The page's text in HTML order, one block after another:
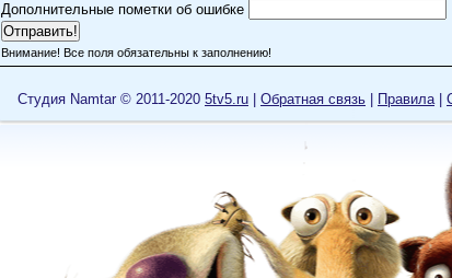
Дополнительные пометки об ошибке
Внимание! Все поля обязательны к заполнению!
Cтудия Namtar © 2011-2020 5tv5.ru Обратная связь Правила|